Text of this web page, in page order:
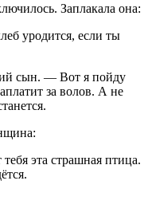
Заплакала она:
уродится, если ты
сын. — Вот я пойду
за волов. А не
эта страшная птица.